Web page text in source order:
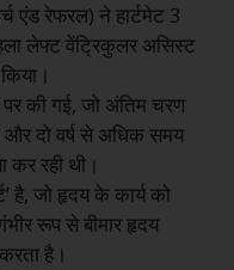
एंड रेफरल) ने हार्टमेट 3
लेफ्ट वेंट्रिकुलर असिस्ट
पर की गई, जो अंतिम चरण
दो वर्ष से अधिक समय
कर रही थी।
है, जो हृदय के कार्य को
रूप से बीमार हृदय
है।